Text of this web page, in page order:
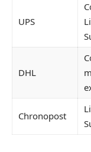
UPS
DHL
Chronopost